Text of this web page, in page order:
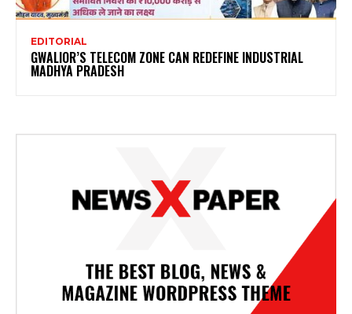
EDITORIAL
GWALIOR’S TELECOM ZONE CAN REDEFINE INDUSTRIAL
MADHYA PRADESH